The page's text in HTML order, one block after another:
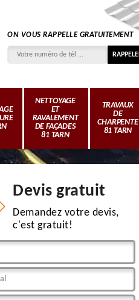
ON VOUS RAPPELLE GRATUITEMENT
NETTOYAGE
ET
RAVALEMENT
DE FAÇADES
81 TARN
TRAVAUX
DE
CHARPENTE
81 TARN
Devis gratuit
Demandez votre devis,
c'est gratuit!